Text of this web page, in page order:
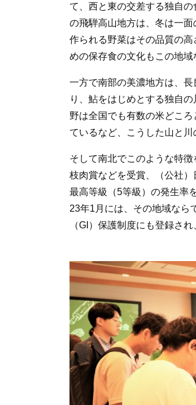
て、西と東の交差する独自
の飛騨高山地方は、冬は一
作られる野菜はその品質の
めの保存食の文化もこの地域
一方で南部の美濃地方は、
り、鮎をはじめとする独自
野は全国でも有数の米どこ
ているなど、こうした山と川
そして南北でこのような特
枝肉賞などを受賞、（公社
最高等級（5等級）の発生率
23年1月には、その地域なら
（GI）保護制度にも登録さ